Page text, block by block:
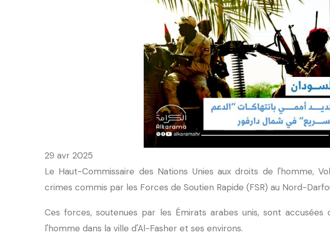
29 avr 2025
Le Haut-Commissaire des Nations Unies aux droits de l'homme,
crimes commis par les Forces de Soutien Rapide (FSR) au Nord-
Ces forces, soutenues par les Émirats arabes unis, sont
l'homme dans la ville d'Al-Fasher et ses environs.